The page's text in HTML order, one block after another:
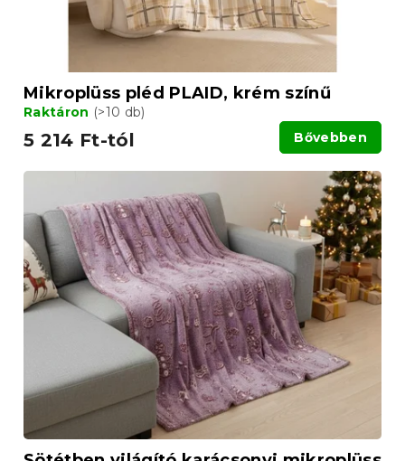
Mikroplüss pléd PLAID, krém színű
Raktáron (>10 db)
5 214 Ft-tól Bővebben